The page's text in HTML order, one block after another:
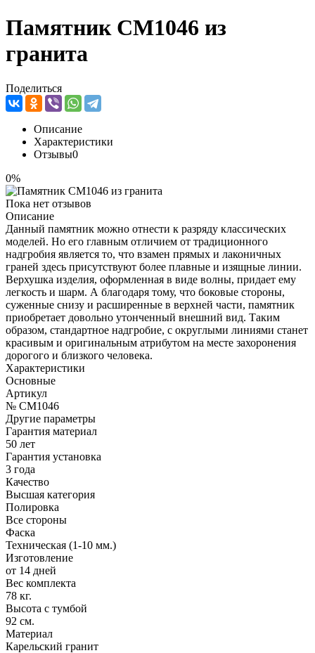
Памятник CM1046 из
гранита
Поделиться
Описание
Характеристики
Отзывы0
0%
Пока нет отзывов
Описание
Данный памятник можно отнести к разряду классических
моделей. Но его главным отличием от традиционного
надгробия является то, что взамен прямых и лаконичных
граней здесь присутствуют более плавные и изящные линии.
Верхушка изделия, оформленная в виде волны, придает ему
легкость и шарм. А благодаря тому, что боковые стороны,
суженные снизу и расширенные в верхней части, памятник
приобретает довольно утонченный внешний вид. Таким
образом, стандартное надгробие, с округлыми линиями станет
красивым и оригинальным атрибутом на месте захоронения
дорогого и близкого человека.
Характеристики
Основные
Артикул
№ CM1046
Другие параметры
Гарантия материал
50 лет
Гарантия установка
3 года
Качество
Высшая категория
Полировка
Все стороны
Фаска
Техническая (1-10 мм.)
Изготовление
от 14 дней
Вес комплекта
78 кг.
Высота с тумбой
92 см.
Материал
Карельский гранит